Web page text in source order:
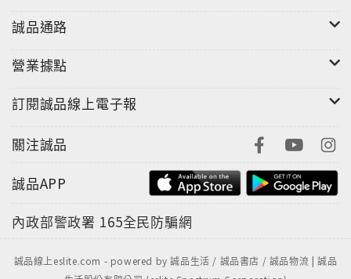
誠品通路
營業據點
訂閱誠品線上電子報
關注誠品
誠品APP
內政部警政署 165全民防騙網
誠品線上eslite.com - powered by 誠品生活 / 誠品書店 / 誠品物流 | 誠品